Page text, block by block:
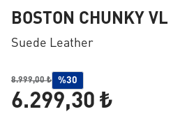
BOSTON CHUNKY VL
Suede Leather
8.999,00 ₺ %30
6.299,30 ₺